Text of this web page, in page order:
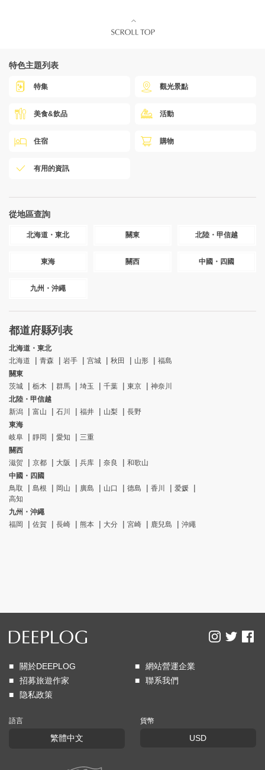
特色主題列表
特集 觀光景點
美食&飲品 活動
住宿 購物
有用的資訊
從地區查詢
北海道・東北 關東 北陸・甲信越
東海 關西 中國・四國
九州・沖繩
都道府縣列表
北海道・東北
北海道
青森 岩手 宫城 秋田 山形
福島
關東
茨城
栃木 群馬 埼玉 千葉 東京
神奈川
北陸・甲信越
新潟
富山 石川 福井 山梨
長野
東海
岐阜
靜岡 愛知
三重
關西
滋贺
京都 大阪 兵库 奈良
和歌山
中國・四國
鳥取
島根 岡山 廣島 山口 德島 香川
爱媛
高知
九州・沖繩
福岡
佐賀 長崎 熊本 大分 宮崎 鹿兒島 沖繩
關於DEEPLOG
網站營運企業
招募旅遊作家
聯系我們
隐私政策
語言
繁體中文
貨幣
USD